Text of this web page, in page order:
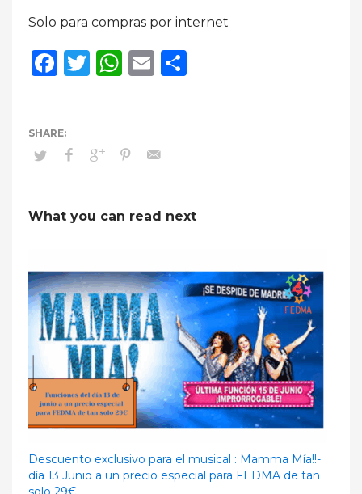
Solo para compras por internet
Facebook
Twitter
WhatsApp
Email
What you can read next
Descuento exclusivo para el musical : Mamma Mía!!-
día 13 Junio a un precio especial para FEDMA de tan